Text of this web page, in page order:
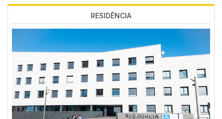
RESIDÊNCIA
Imagen